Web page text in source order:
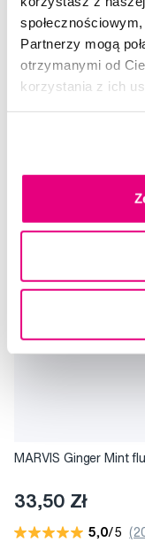
Partnerzy mogą
otrzymanymi od
korzystania z ich
Do koszyka
MARVIS Ginger Mint
33,50 Zł
5,0/5